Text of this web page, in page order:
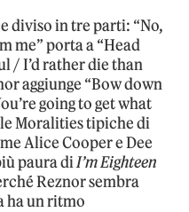
diviso in tre parti: “No,
me” porta a “Head
/ I’d rather die than
aggiunge “Bow down
going to get what
Moralities tipiche di
Alice Cooper e Dee
paura diI’m Eighteen
Reznor sembra
ha un ritmo